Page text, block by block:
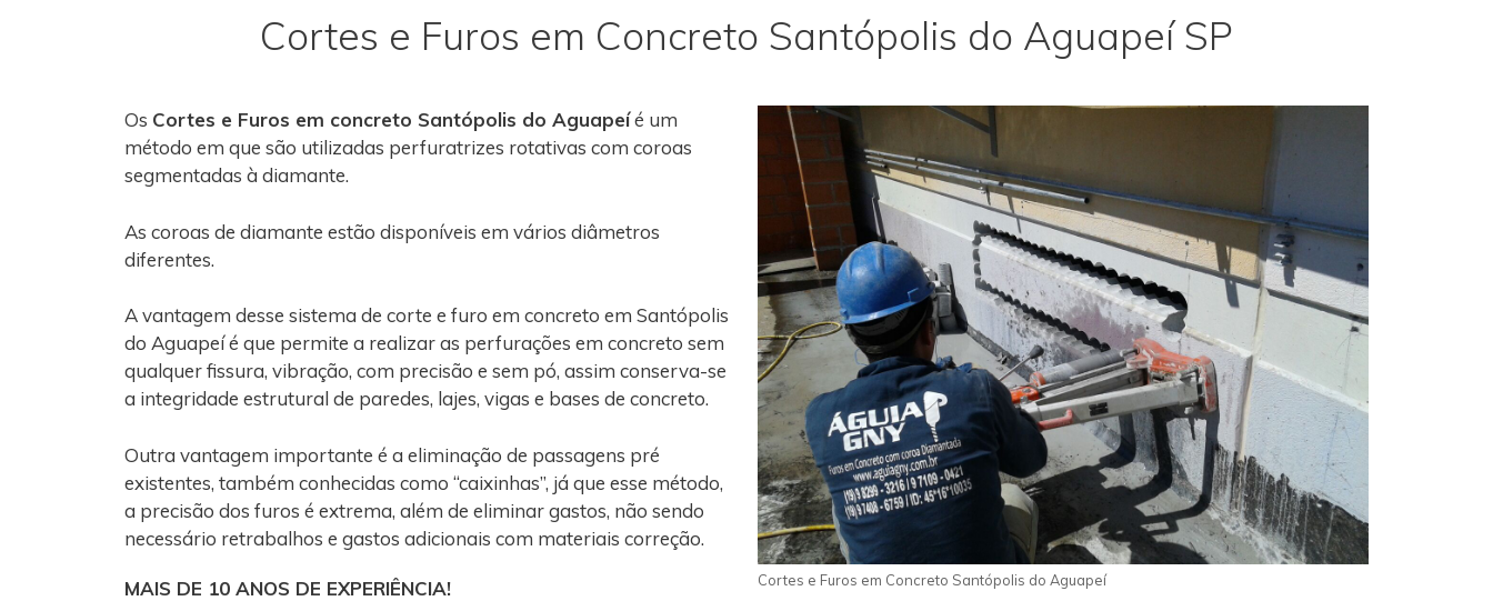
Cortes e Furos em Concreto Santópolis do Aguapeí SP
Os Cortes e Furos em concreto Santópolis do Aguapeíé um
método em que são utilizadas perfuratrizes rotativas com coroas
segmentadas à diamante.
As coroas de diamante estão disponíveis em vários diâmetros
diferentes.
A vantagem desse sistema de corte e furo em concreto em Santópolis
do Aguapeí é que permite a realizar as perfurações em concreto sem
qualquer fissura, vibração, com precisão e sem pó, assim conserva-se
a integridade estrutural de paredes, lajes, vigas e bases de concreto.
Outra vantagem importante é a eliminação de passagens pré
existentes, também conhecidas como “caixinhas”, já que esse método,
a precisão dos furos é extrema, além de eliminar gastos, não sendo
necessário retrabalhos e gastos adicionais com materiais correção.
MAIS DE 10 ANOS DE EXPERIÊNCIA!
Cortes e Furos em Concreto Santópolis do Aguapeí